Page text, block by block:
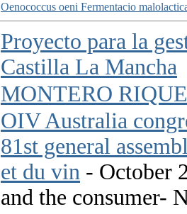
Oenococcus oeni Fermentacio
Proyecto para la
Castilla La Mancha
MONTERO
OIV Australia
81st general
et du vin - October
and the consumer-